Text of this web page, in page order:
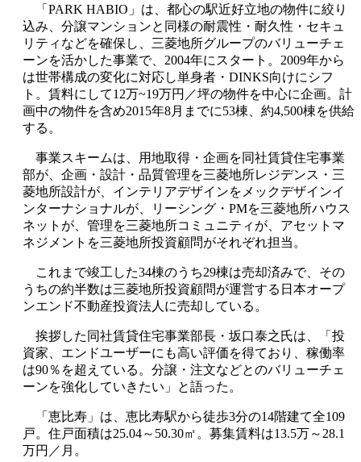
「PARK HABIO」は、都心の駅近好立地の物件に絞り
込み、分譲マンションと同様の耐震性・耐久性・セキュ
リティなどを確保し、三菱地所グループのバリューチェ
ーンを活かした事業で、2004年にスタート。2009年から
は世帯構成の変化に対応し単身者・DINKS向けにシフ
ト。賃料にして12万~19万円／坪の物件を中心に企画。計
画中の物件を含め2015年8月までに53棟、約4,500棟を供給
する。
事業スキームは、用地取得・企画を同社賃貸住宅事業
部が、企画・設計・品質管理を三菱地所レジデンス・三
菱地所設計が、インテリアデザインをメックデザインイ
ンターナショナルが、リーシング・PMを三菱地所ハウス
ネットが、管理を三菱地所コミュニティが、アセットマ
ネジメントを三菱地所投資顧問がそれぞれ担当。
これまで竣工した34棟のうち29棟は売却済みで、その
うちの約半数は三菱地所投資顧問が運営する日本オープ
ンエンド不動産投資法人に売却している。
挨拶した同社賃貸住宅事業部長・坂口泰之氏は、「投
資家、エンドユーザーにも高い評価を得ており、稼働率
は90％を超えている。分譲・注文などとのバリューチェ
ーンを強化していきたい」と語った。
「恵比寿」は、恵比寿駅から徒歩3分の14階建て全109
戸。住戸面積は25.04～50.30㎡。募集賃料は13.5万～28.1
万円／月。